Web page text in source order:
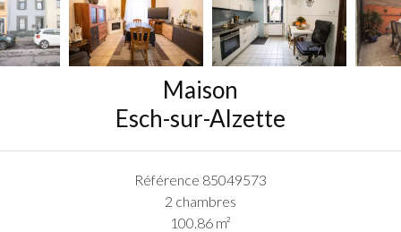
Maison
Esch-sur-Alzette
Référence 85049573
2 chambres
100.86 m²